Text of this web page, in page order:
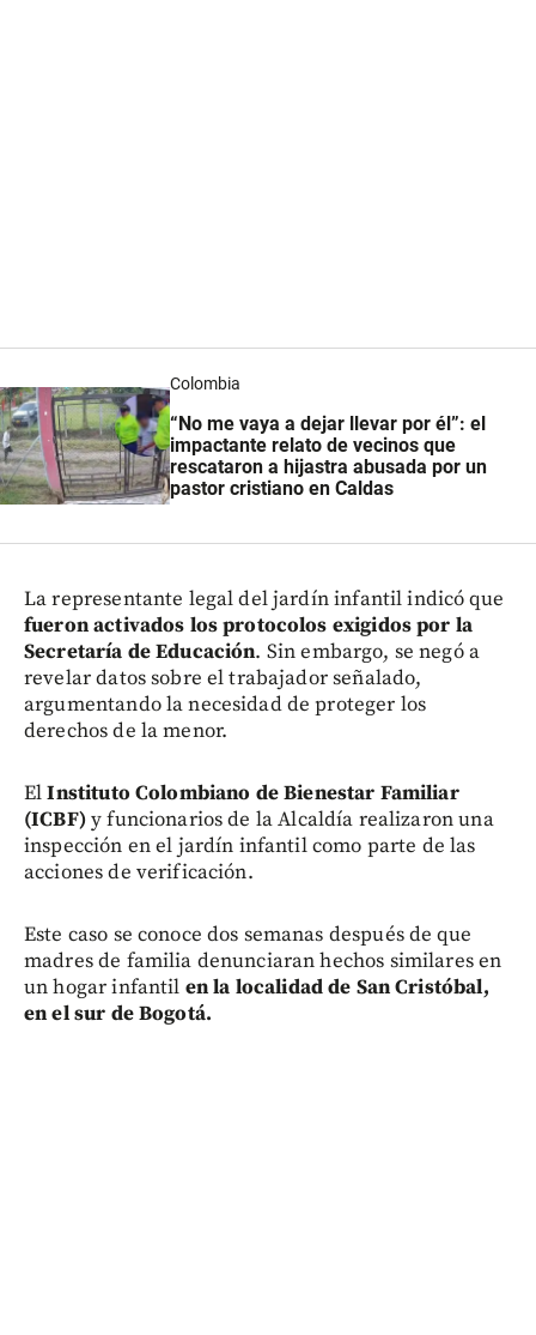
Colombia
“No me vaya a dejar llevar por él”: el
impactante relato de vecinos que
rescataron a hijastra abusada por un
pastor cristiano en Caldas
La representante legal del jardín infantil indicó que
fueron activados los protocolos exigidos por la
Secretaría de Educación. Sin embargo, se negó a
revelar datos sobre el trabajador señalado,
argumentando la necesidad de proteger los
derechos de la menor.
ElInstituto Colombiano de Bienestar Familiar
(ICBF)y funcionarios de la Alcaldía realizaron una
inspección en el jardín infantil como parte de las
acciones de verificación.
Este caso se conoce dos semanas después de que
madres de familia denunciaran hechos similares en
un hogar infantil en la localidad de San Cristóbal,
en el sur de Bogotá.